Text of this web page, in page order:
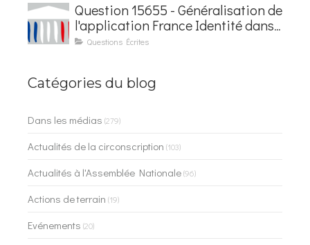
Question 15655 - Généralisation de
l'application France Identité dans
les contrôles du quotidien
Questions Écrites
Catégories du blog
Dans les médias (279)
Actualités de la circonscription (103)
Actualités à l'Assemblée Nationale(96)
Actions de terrain (19)
Evénements (20)